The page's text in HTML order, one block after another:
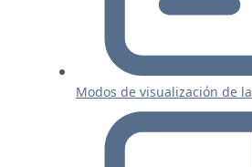
Modos de visualización de